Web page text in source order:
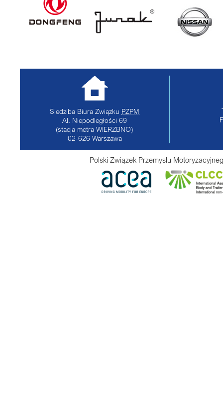
Siedziba Biura Związku PZPM
Al. Niepodległości 69
(stacja metra WIERZBNO)
02-626 Warszawa
Polski Związek Przemysłu